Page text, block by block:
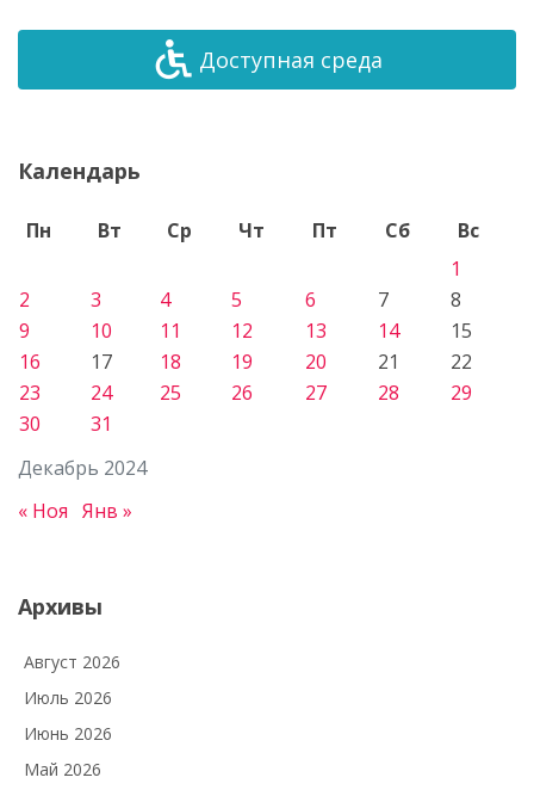
Доступная среда
Календарь
Декабрь 2024
Пн Вт Ср Чт Пт Сб
Вс
1
2
3 4 5 6 7
8
9
10 11 12 13 14
15
16
17 18 19 20 21
22
23
24 25 26 27 28
29
30
31
« Ноя Янв »
Архивы
Август 2026
Июль 2026
Июнь 2026
Май 2026